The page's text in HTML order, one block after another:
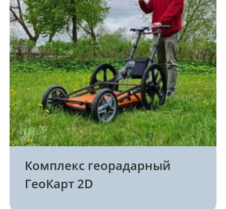
Комплекс георадарный
ГеоКарт 2D